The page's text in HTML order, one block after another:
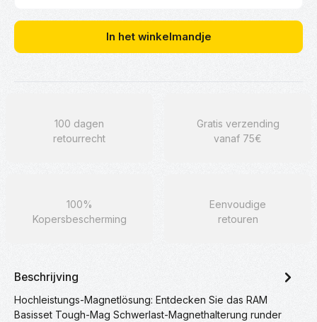
In het winkelmandje
100 dagen
retourrecht
Gratis verzending
vanaf 75€
100%
Kopersbescherming
Eenvoudige
retouren
Beschrijving
Hochleistungs-Magnetlösung: Entdecken Sie das RAM
Basisset Tough-Mag Schwerlast-Magnethalterung runder